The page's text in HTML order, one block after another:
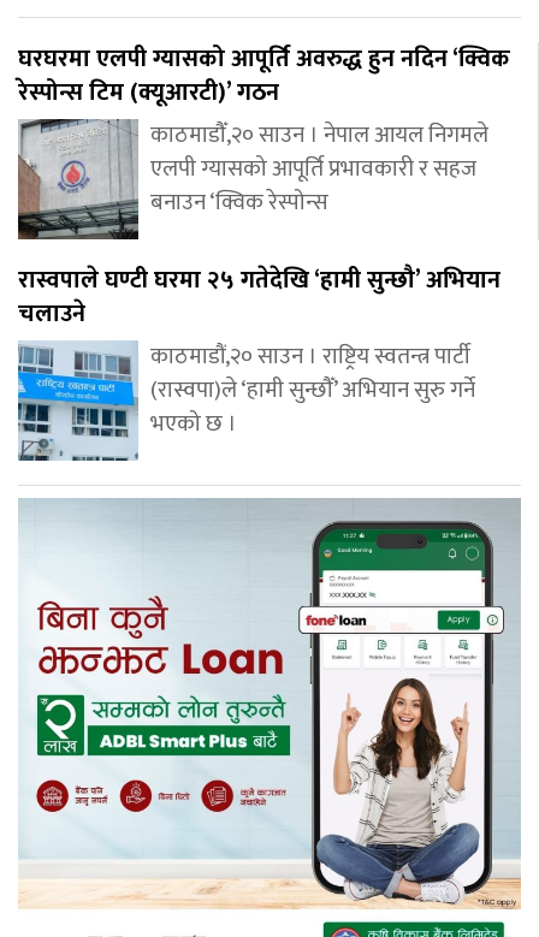
घरघरमा एलपी ग्यासको आपूर्ति अवरुद्ध हुन नदिन ‘क्विक
रेस्पोन्स टिम (क्यूआरटी)’ गठन
काठमाडौँ,२० साउन । नेपाल आयल निगमले
एलपी ग्यासको आपूर्ति प्रभावकारी र सहज
बनाउन ‘क्विक रेस्पोन्स
रास्वपाले घण्टी घरमा २५ गतेदेखि ‘हामी सुन्छौ’ अभियान
चलाउने
काठमाडौं,२० साउन । राष्ट्रिय स्वतन्त्र पार्टी
(रास्वपा)ले ‘हामी सुन्छौँ’ अभियान सुरु गर्ने
भएको छ ।